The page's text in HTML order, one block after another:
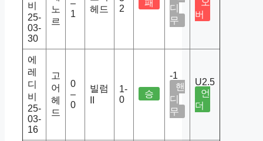
비
25-
03-
30
노
르
–
1
헤드
2
패
디
무
버
에
레
디
비
25-
03-
16
고
어
헤
드
0
–
0
빌럼
1-
0
승
-1
핸
디
무
U2.5
언
더